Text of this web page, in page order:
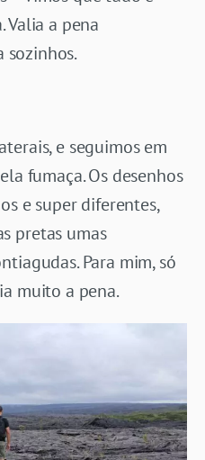
Valia a pena
sozinhos.
e seguimos em
fumaça. Os desenhos
e super diferentes,
pretas umas
Para mim, só
muito a pena.